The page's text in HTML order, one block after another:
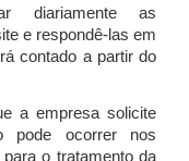
diariamente as
e respondê-las em
contado a partir do
a empresa solicite
pode ocorrer nos
o tratamento da